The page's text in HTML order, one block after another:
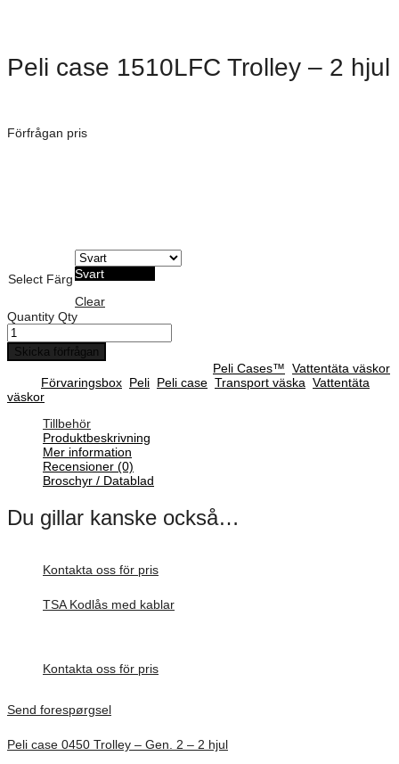
Peli case 1510LFC Trolley – 2 hjul
Förfrågan pris
Select FärgSvart
Clear
Quantity Qty
Skicka förfrågan
Peli Cases™ Vattentäta väskor
Förvaringsbox Peli Peli case Transport väska Vattentäta
väskor
Tillbehör
Produktbeskrivning
Mer information
Recensioner (0)
Broschyr / Datablad
Du gillar kanske också…
Kontakta oss för pris
TSA Kodlås med kablar
Kontakta oss för pris
Send forespørgsel
Peli case 0450 Trolley – Gen. 2 – 2 hjul